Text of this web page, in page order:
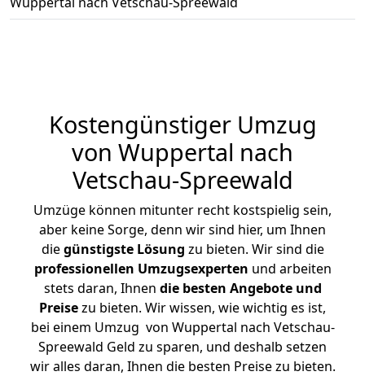
Kostengünstiger Umzug
von Wuppertal nach
Vetschau-Spreewald
Umzüge können mitunter recht kostspielig sein,
aber keine Sorge, denn wir sind hier, um Ihnen
diegünstigste Lösung zu bieten. Wir sind die
professionellen Umzugsexperten und arbeiten
stets daran, Ihnen die besten Angebote und
Preisezu bieten. Wir wissen, wie wichtig es ist,
bei einem Umzug von Wuppertal nach Vetschau-
Spreewald Geld zu sparen, und deshalb setzen
wir alles daran, Ihnen die besten Preise zu bieten.